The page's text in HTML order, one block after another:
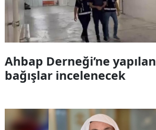
Ahbap Derneği’ne yapılan
bağışlar incelenecek